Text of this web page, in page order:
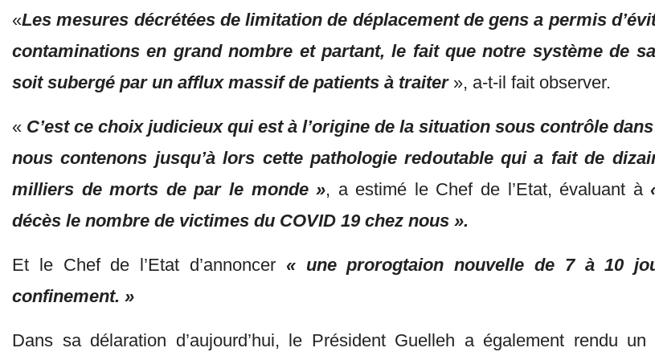
«Les mesures décrétées de limitation de déplacement de gens a permis
contaminations en grand nombre et partant, le fait que notre système de
soit subergé par un afflux massif de patients à traiter», a-t-il fait observer.
« C’est ce choix judicieux qui est à l’origine de la situation sous contrôle
nous contenons jusqu’à lors cette pathologie redoutable qui a fait de
milliers de morts de par le monde », a estimé le Chef de l’Etat, évaluant à
décès le nombre de victimes du COVID 19 chez nous ».
Et le Chef de l’Etat d’annoncer « une prorogtaion nouvelle de 7 à 10
confinement. »
Dans sa délaration d’aujourd’hui, le Président Guelleh a également rendu un